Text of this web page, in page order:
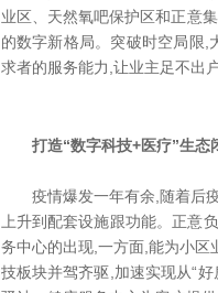
业区、天然氧吧保护区和正意
的数字新格局。突破时空局限,
求者的服务能力,让业主足不出
打造“数字科技+医疗”生态
疫情爆发一年有余,随着后疫
上升到配套设施跟功能。正意
务中心的出现,一方面,能为小区
技板块并驾齐驱,加速实现从“好